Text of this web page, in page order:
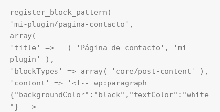
register_block_pattern(
'mi-plugin/pagina-contacto',
array(
'title' => __( 'Página de contacto', 'mi-
plugin' ),
'blockTypes' => array( 'core/post-content' ),
'content' => '<!-- wp:paragraph
{"backgroundColor":"black","textColor":"white
"} -->